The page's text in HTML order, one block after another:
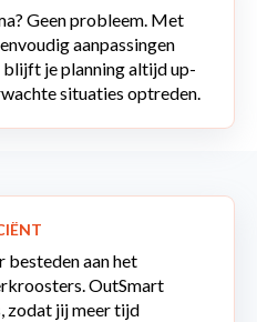
Geen probleem. Met
aanpassingen
blijft je planning altijd up-
situaties optreden.
besteden aan het
OutSmart
zodat jij meer tijd